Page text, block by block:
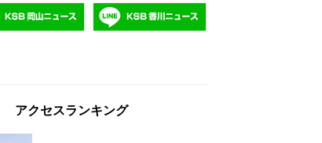
アクセスランキング